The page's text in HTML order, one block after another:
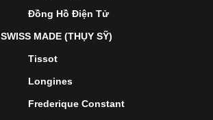
Đồng Hồ Điện Tử
SWISS MADE (THỤY SỸ)
Tissot
Longines
Frederique Constant